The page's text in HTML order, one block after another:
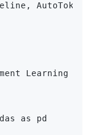
Learning
as pd